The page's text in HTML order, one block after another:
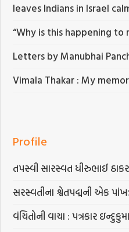
leaves Indians in Israel
“Why is this happening to
Letters by Manubhai
Vimala Thakar : My
Profile
તપસ્વી સારસ્વત ધીરુભાઈ ઠાકર
સરસ્વતીના શ્વેતપદ્મની એક
વંચિતોની વાચા : પત્રકાર